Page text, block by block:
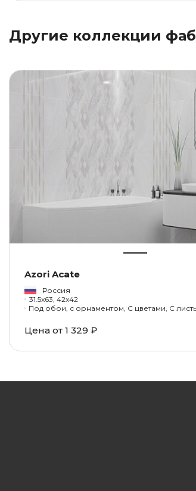
Другие коллекции
Azori Acate
Россия
31.5x63, 42x42
Цена от 1 329 ₽